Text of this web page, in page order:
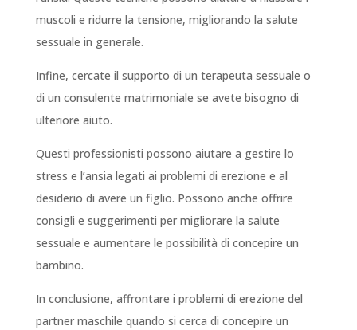
muscoli e ridurre la tensione, migliorando la salute
sessuale in generale.
Infine, cercate il supporto di un terapeuta sessuale o
di un consulente matrimoniale se avete bisogno di
ulteriore aiuto.
Questi professionisti possono aiutare a gestire lo
stress e l’ansia legati ai problemi di erezione e al
desiderio di avere un figlio. Possono anche offrire
consigli e suggerimenti per migliorare la salute
sessuale e aumentare le possibilità di concepire un
bambino.
In conclusione, affrontare i problemi di erezione del
partner maschile quando si cerca di concepire un